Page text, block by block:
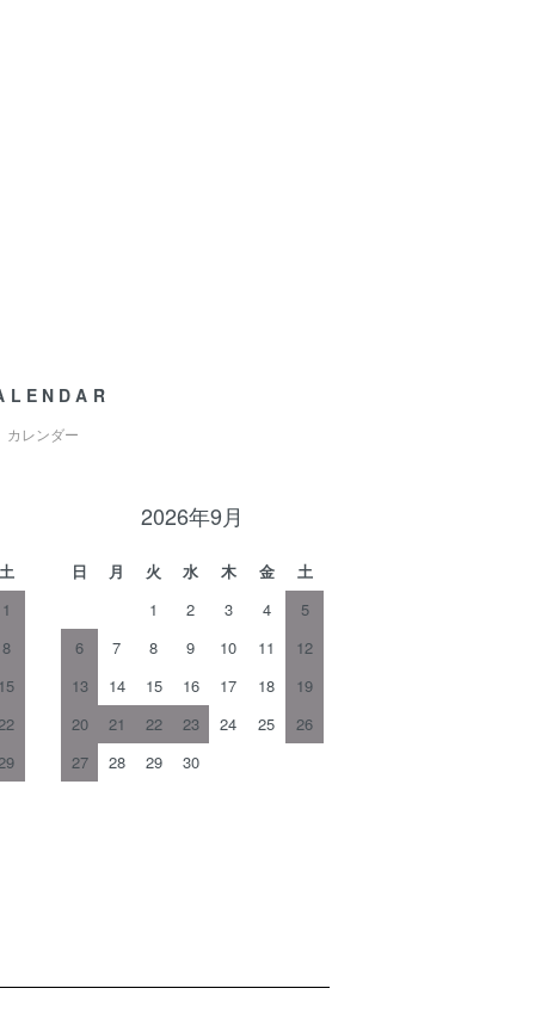
カレンダー
土
1
8
15
2026年9月
日 月 火 水 木 金
土
1
2 3 4
5
6
7 8 9 10 11
12
13
14 15 16 17 18
19
20
21 22 23 24 25
26
27
28 29 30